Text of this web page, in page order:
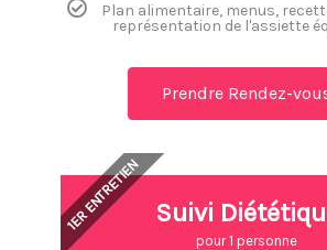
Plan alimentaire, menus,
représentation de l'assiette
Prendre Rendez-
1ER ENTRETIEN Suivi
pour 1 personne